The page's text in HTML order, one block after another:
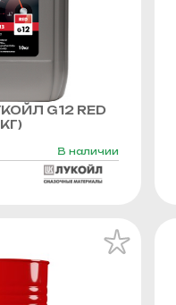
G12 RED
В наличии